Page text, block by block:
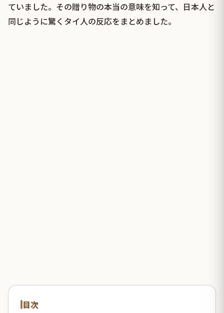
ていました。その贈り物の本当の意味を知って、日本人と
同じように驚くタイ人の反応をまとめました。
目次